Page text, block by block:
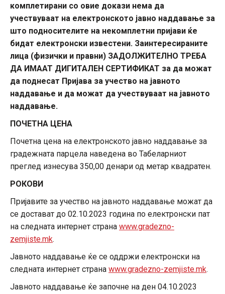
комплетирани со овие докази нема да
учествуваат на електронското јавно наддавање за
што подносителите на некомплетни пријави ќе
бидат електронски известени. Заинтересираните
лица (физички и правни) ЗАДОЛЖИТЕЛНО ТРЕБА
ДА ИМААТ ДИГИТАЛЕН СЕРТИФИКАТ за да можат
да поднесат Пријава за учество на јавното
наддавање и да можат да учествуваат на јавното
наддавање.
ПОЧЕТНА ЦЕНА
Почетна цена на електронското јавно наддавање за
градежната парцела наведена во Табеларниот
преглед изнесува 350,00 денари од метар квадратен.
РОКОВИ
Пријавите за учество на јавното наддавање можат да
се достават до 02.10.2023 година по електронски пат
на следната интернет страна www.gradezno-
zemjiste.mk.
Јавното наддавање ќе се оддржи електронски на
следната интернет страна www.gradezno-zemjiste.mk.
Јавното наддавање ќе започне на ден 04.10.2023